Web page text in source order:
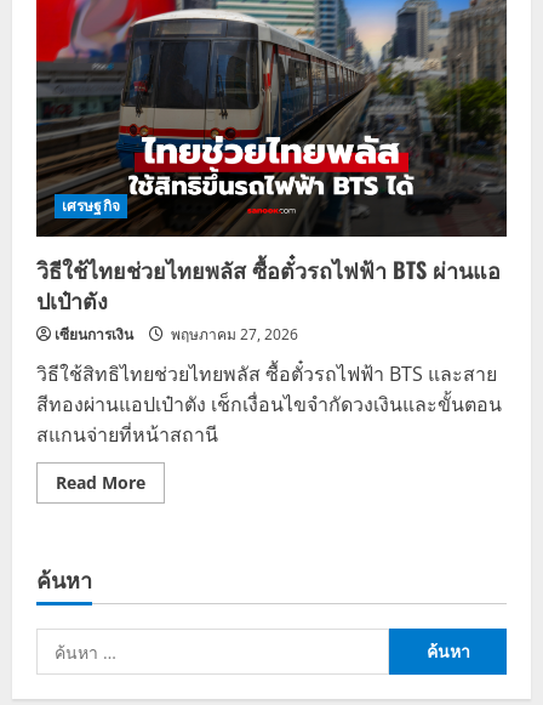
เศรษฐกิจ
วิธีใช้ไทยช่วยไทยพลัส ซื้อตั๋วรถไฟฟ้า BTS ผ่านแอ
ปเป๋าตัง
เซียนการเงิน พฤษภาคม 27, 2026
วิธีใช้สิทธิไทยช่วยไทยพลัส ซื้อตั๋วรถไฟฟ้า BTS และสาย
สีทองผ่านแอปเป๋าตัง เช็กเงื่อนไขจำกัดวงเงินและขั้นตอน
สแกนจ่ายที่หน้าสถานี
Read MoreRead
more
ไทย
ซื้อ
รถไฟฟ้า
ค้นหา
ค้นหา
สำหรับ: